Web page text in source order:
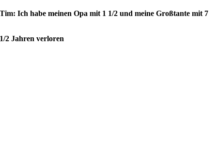
Tim: Ich habe meinen Opa mit 1 1/2 und meine Großtante mit 7
1/2 Jahren verloren